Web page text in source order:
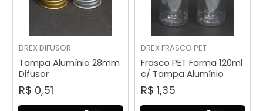
DREX DIFUSOR
Tampa Alumínio 28mm
Difusor
R$ 0,51
DREX FRASCO PET
Frasco PET Farma 120ml
c/ Tampa Alumínio
R$ 1,35